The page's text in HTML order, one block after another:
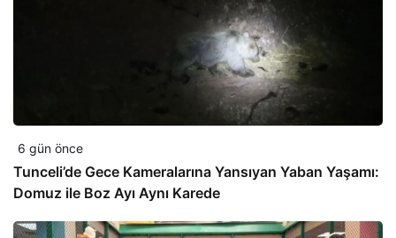
6 gün önce
Tunceli’de Gece Kameralarına Yansıyan Yaban Yaşamı:
Domuz ile Boz Ayı Aynı Karede